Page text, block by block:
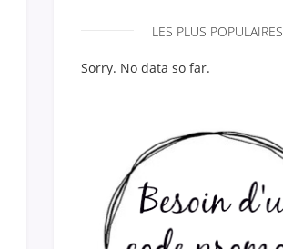
LES PLUS POPULAIRES
Sorry. No data so far.